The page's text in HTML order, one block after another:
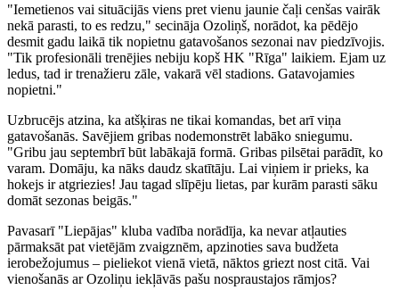
"Iemetienos vai situācijās viens pret vienu jaunie čaļi cenšas vairāk
nekā parasti, to es redzu," secināja Ozoliņš, norādot, ka pēdējo
desmit gadu laikā tik nopietnu gatavošanos sezonai nav piedzīvojis.
"Tik profesionāli trenējies nebiju kopš HK "Rīga" laikiem. Ejam uz
ledus, tad ir trenažieru zāle, vakarā vēl stadions. Gatavojamies
nopietni."
Uzbrucējs atzina, ka atšķiras ne tikai komandas, bet arī viņa
gatavošanās. Savējiem gribas nodemonstrēt labāko sniegumu.
"Gribu jau septembrī būt labākajā formā. Gribas pilsētai parādīt, ko
varam. Domāju, ka nāks daudz skatītāju. Lai viņiem ir prieks, ka
hokejs ir atgriezies! Jau tagad slīpēju lietas, par kurām parasti sāku
domāt sezonas beigās."
Pavasarī "Liepājas" kluba vadība norādīja, ka nevar atļauties
pārmaksāt pat vietējām zvaigznēm, apzinoties sava budžeta
ierobežojumus – pieliekot vienā vietā, nāktos griezt nost citā. Vai
vienošanās ar Ozoliņu iekļāvās pašu nospraustajos rāmjos?